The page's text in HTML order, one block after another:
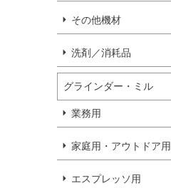
その他機材
洗剤／消耗品
グラインダー・ミル
業務用
家庭用・アウトドア用
エスプレッソ用